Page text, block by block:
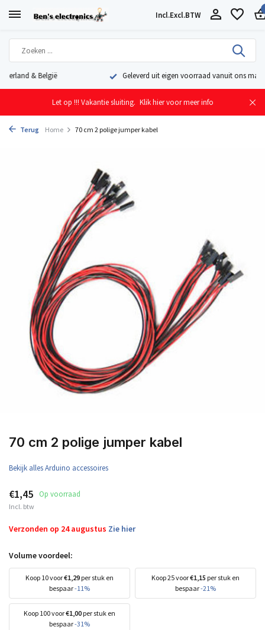
Incl.Excl.BTW
Geleverd uit eigen voorraad vanuit ons magazijn in Nederland
Let op !!! Vakantie sluiting. Klik hier voor meer info
Terug Home 70 cm 2 polige jumper kabel
70 cm 2 polige jumper kabel
Bekijk alles Arduino accessoires
€1,45 Op voorraad
Incl. btw
Verzonden op 24 augustus Zie hier
Volume voordeel:
Koop 10 voor€1,29 per stuk en
bespaar-11%
Koop 25 voor€1,15 per stuk en
bespaar-21%
Koop 100 voor€1,00 per stuk en
bespaar-31%